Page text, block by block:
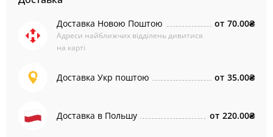
Доставка Новою Поштою
Адреси найближчих відділень дивитися
на карті
от 70.00₴
Доставка Укр поштою от 35.00₴
Доставка в Польшу от 220.00₴